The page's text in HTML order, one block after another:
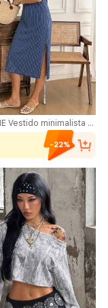
SHEIN LUNE Vestido minimalista de rayas para uso diario con cuello redondo, manga corta y abertura lateral para mujer
-22%